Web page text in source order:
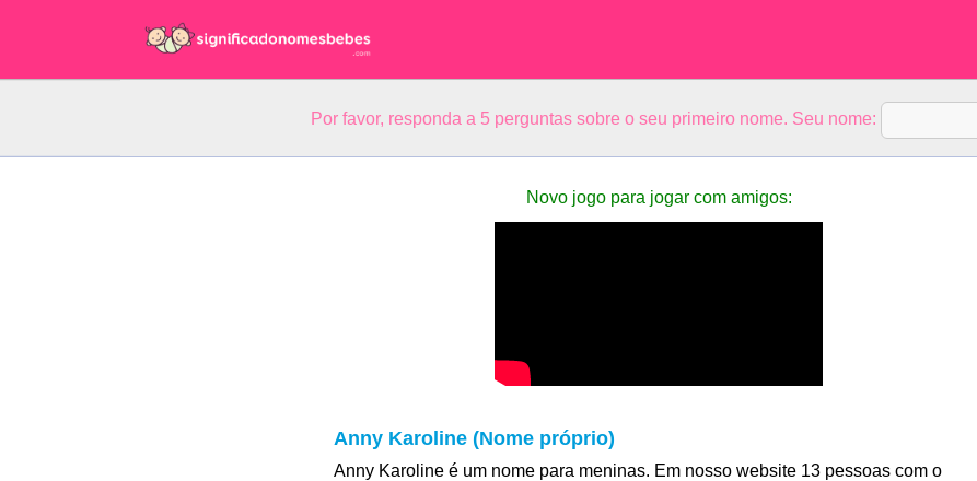
Por favor, responda a 5 perguntas sobre o seu primeiro nome. Seu nome:
Novo jogo para jogar com amigos:
Anny Karoline (Nome próprio)
Anny Karoline é um nome para meninas. Em nosso website 13 pessoas com o